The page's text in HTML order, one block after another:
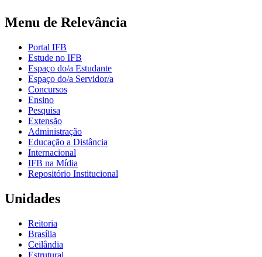
Menu de Relevância
Portal IFB
Estude no IFB
Espaço do/a Estudante
Espaço do/a Servidor/a
Concursos
Ensino
Pesquisa
Extensão
Administração
Educação a Distância
Internacional
IFB na Mídia
Repositório Institucional
Unidades
Reitoria
Brasília
Ceilândia
Estrutural